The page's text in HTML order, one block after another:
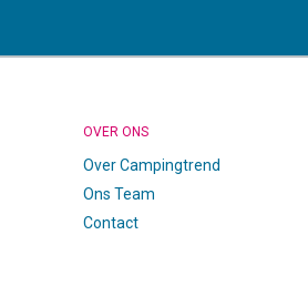
OVER ONS
Over Campingtrend
Ons Team
Contact